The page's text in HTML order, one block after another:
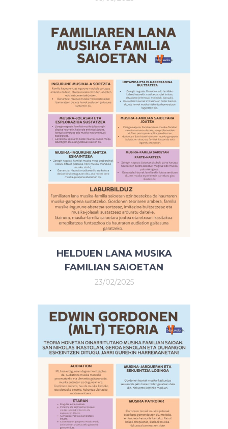
HELDUEN LANA MUSIKA
FAMILIAN SAIOETAN
23/02/2025